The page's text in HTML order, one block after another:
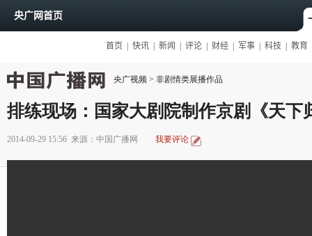
央广视频 > 非剧情类展播作品
排练现场：国家大剧院制作京剧《天下
2014-09-29 15:56 来源：中国广播网 我要评论